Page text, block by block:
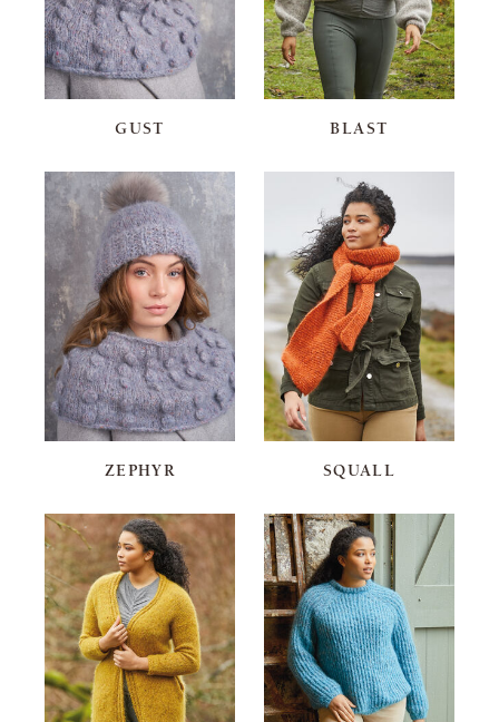
GUST BLAST
ZEPHYR SQUALL